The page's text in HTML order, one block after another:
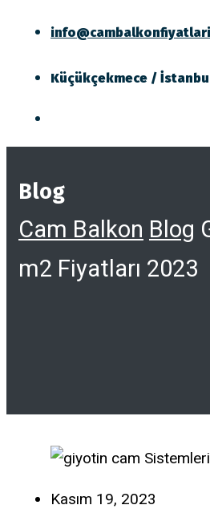
Küçükçekmece /
Blog
Cam Balkon Blog
m2 Fiyatları 2023
Kasım 19, 2023